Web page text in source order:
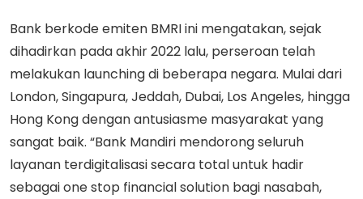
Bank berkode emiten BMRI ini mengatakan, sejak
dihadirkan pada akhir 2022 lalu, perseroan telah
melakukan launching di beberapa negara. Mulai dari
London, Singapura, Jeddah, Dubai, Los Angeles, hingga
Hong Kong dengan antusiasme masyarakat yang
sangat baik. “Bank Mandiri mendorong seluruh
layanan terdigitalisasi secara total untuk hadir
sebagai one stop financial solution bagi nasabah,